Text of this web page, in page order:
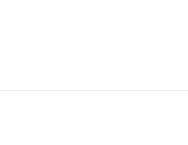
BACSHIELD която